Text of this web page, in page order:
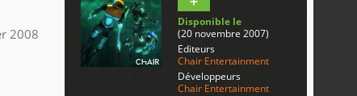
2008
Disponible le
(20 novembre 2007)
Editeurs
Chair Entertainment
Développeurs
Chair Entertainment